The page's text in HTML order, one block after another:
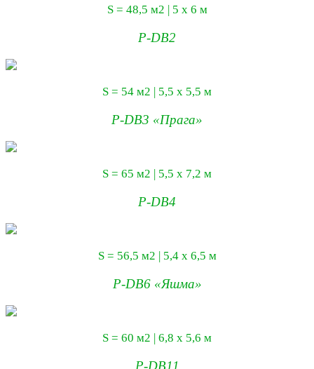
S = 48,5 м2 | 5 х 6 м
P-DB2
S = 54 м2 | 5,5 х 5,5 м
P-DB3 «Прага»
S = 65 м2 | 5,5 х 7,2 м
P-DB4
S = 56,5 м2 | 5,4 х 6,5 м
P-DB6 «Яшма»
S = 60 м2 | 6,8 х 5,6 м